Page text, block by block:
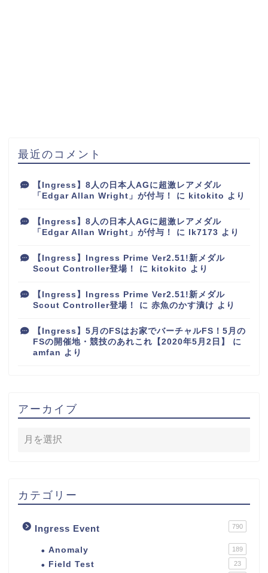
最近のコメント
【Ingress】8人の日本人AGに超激レアメダル
「Edgar Allan Wright」が付与！
に kitokito より
【Ingress】8人の日本人AGに超激レアメダル
「Edgar Allan Wright」が付与！
に lk7173 より
【Ingress】Ingress Prime Ver2.51!新メダル
Scout Controller登場！
に kitokito より
【Ingress】Ingress Prime Ver2.51!新メダル
Scout Controller登場！
に 赤魚のかす漬け より
【Ingress】5月のFSはお家でバーチャルFS！5月の
FSの開催地・競技のあれこれ【2020年5月2日】
に
amfan より
アーカイブ
カテゴリー
Ingress Event 790
Anomaly 189
Field Test 23